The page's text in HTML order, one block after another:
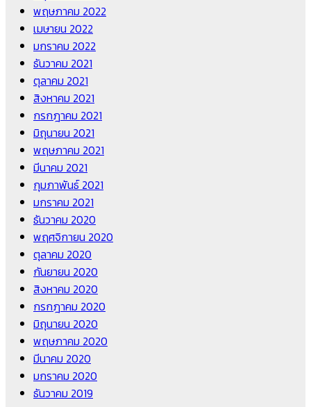
พฤษภาคม 2022
เมษายน 2022
มกราคม 2022
ธันวาคม 2021
ตุลาคม 2021
สิงหาคม 2021
กรกฎาคม 2021
มิถุนายน 2021
พฤษภาคม 2021
มีนาคม 2021
กุมภาพันธ์ 2021
มกราคม 2021
ธันวาคม 2020
พฤศจิกายน 2020
ตุลาคม 2020
กันยายน 2020
สิงหาคม 2020
กรกฎาคม 2020
มิถุนายน 2020
พฤษภาคม 2020
มีนาคม 2020
มกราคม 2020
ธันวาคม 2019